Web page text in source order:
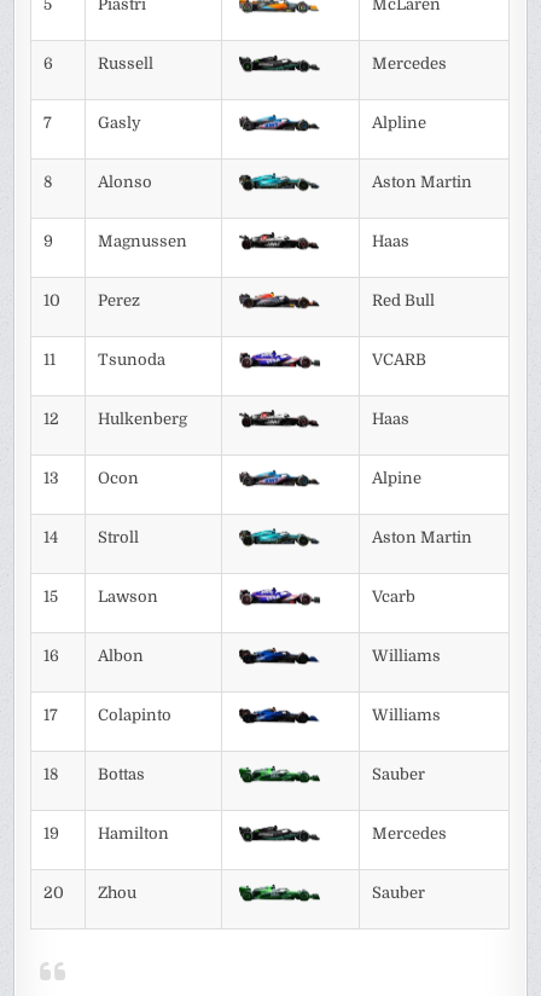
5 Piastri McLaren
6 Russell Mercedes
7 Gasly Alpline
8 Alonso Aston Martin
9 Magnussen Haas
10 Perez Red Bull
11 Tsunoda VCARB
12 Hulkenberg Haas
13 Ocon Alpine
14 Stroll Aston Martin
15 Lawson Vcarb
16 Albon Williams
17 Colapinto Williams
18 Bottas Sauber
19 Hamilton Mercedes
20 Zhou Sauber